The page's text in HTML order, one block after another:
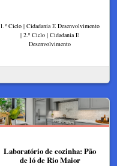
1.º Ciclo | Cidadania E Desenvolvimento
| 2.º Ciclo | Cidadania E
Desenvolvimento
Laboratório de cozinha: Pão
de ló de Rio Maior